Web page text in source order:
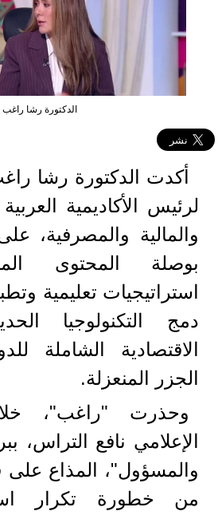
الدكتورة رشا راغب
أكدت الدكتورة رشا
لرئيس الأكاديمية
والمالية والمصرفية،
بوصلة المحتوى
استراتيجيات تعليمية
دمج التكنولوجيا
الاقتصادية الشاملة
الجزر المنعزلة.
وحذرت "راغب"،
الإعلامي نافع التراس،
والمسؤول"، المذاع
من خطورة تكرار